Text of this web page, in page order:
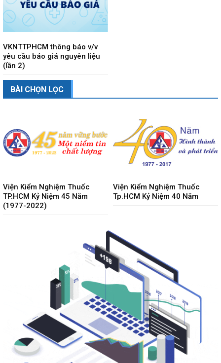
VKNTTPHCM thông báo v/v
yêu cầu báo giá nguyên liệu
(lần 2)
BÀI CHỌN LỌC
Viện Kiểm Nghiệm Thuốc
TP.HCM Kỷ Niệm 45 Năm
(1977-2022)
Viện Kiểm Nghiệm Thuốc
Tp.HCM Kỷ Niệm 40 Năm